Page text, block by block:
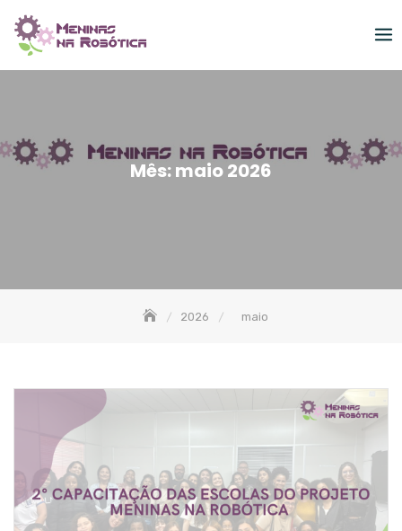
content
Mês:maio 2026
2026 maio